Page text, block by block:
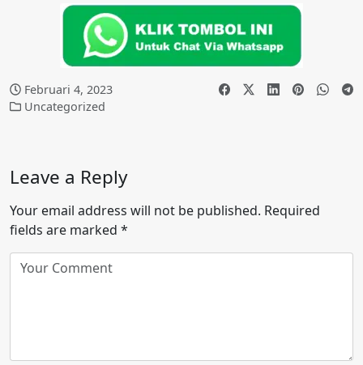
Februari 4, 2023
Uncategorized
Leave a Reply
Your email address will not be published. Required
fields are marked *